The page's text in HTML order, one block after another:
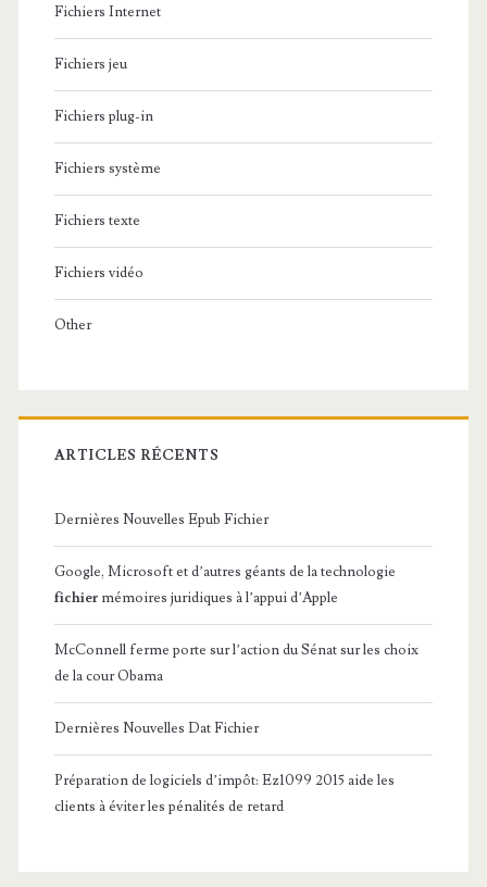
Fichiers Internet
Fichiers jeu
Fichiers plug-in
Fichiers système
Fichiers texte
Fichiers vidéo
Other
ARTICLES RÉCENTS
Dernières Nouvelles Epub Fichier
Google, Microsoft et d’autres géants de la technologie
fichier mémoires juridiques à l’appui d’Apple
McConnell ferme porte sur l’action du Sénat sur les choix
de la cour Obama
Dernières Nouvelles Dat Fichier
Préparation de logiciels d’impôt: Ez1099 2015 aide les
clients à éviter les pénalités de retard